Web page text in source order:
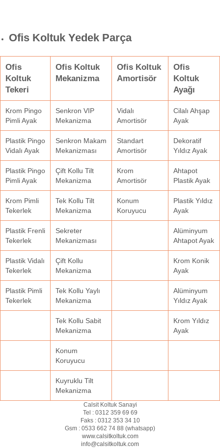
Ofis Koltuk Yedek Parça
Ofis
Koltuk
Tekeri
Ofis Koltuk
Mekanizma
Ofis Koltuk
Amortisör
Ofis
Koltuk
Ayağı
Krom Pingo
Pimli Ayak
Senkron VIP
Mekanizma
Vidalı
Amortisör
Cilalı Ahşap
Ayak
Plastik Pingo
Vidalı Ayak
Senkron Makam
Mekanizması
Standart
Amortisör
Dekoratif
Yıldız Ayak
Plastik Pingo
Pimli Ayak
Çift Kollu Tilt
Mekanizma
Krom
Amortisör
Ahtapot
Plastik Ayak
Krom Pimli
Tekerlek
Tek Kollu Tilt
Mekanizma
Konum
Koruyucu
Plastik Yıldız
Ayak
Plastik Frenli
Tekerlek
Sekreter
Mekanizması
Alüminyum
Ahtapot Ayak
Plastik Vidalı
Tekerlek
Çift Kollu
Mekanizma
Krom Konik
Ayak
Plastik Pimli
Tekerlek
Tek Kollu Yaylı
Mekanizma
Alüminyum
Yıldız Ayak
Tek Kollu Sabit
Mekanizma
Krom Yıldız
Ayak
Konum
Koruyucu
Kuyruklu Tilt
Mekanizma
Calsit Koltuk Sanayi
Tel : 0312 359 69 69
Faks : 0312 353 34 10
Gsm : 0533 662 74 88 (whatsapp)
www.calsitkoltuk.com
info@calsitkoltuk.com